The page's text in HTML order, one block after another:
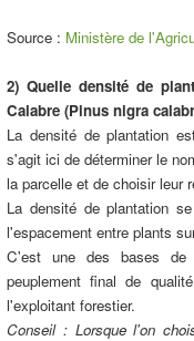
Source : Ministère de
2) Quelle densité de
Calabre (Pinus nigra
La densité de plantation
s'agit ici de déterminer le
la parcelle et de choisir leur
La densité de plantation
l'espacement entre plants
C'est une des bases de
peuplement final de
l'exploitant forestier.
Conseil : Lorsque l'on